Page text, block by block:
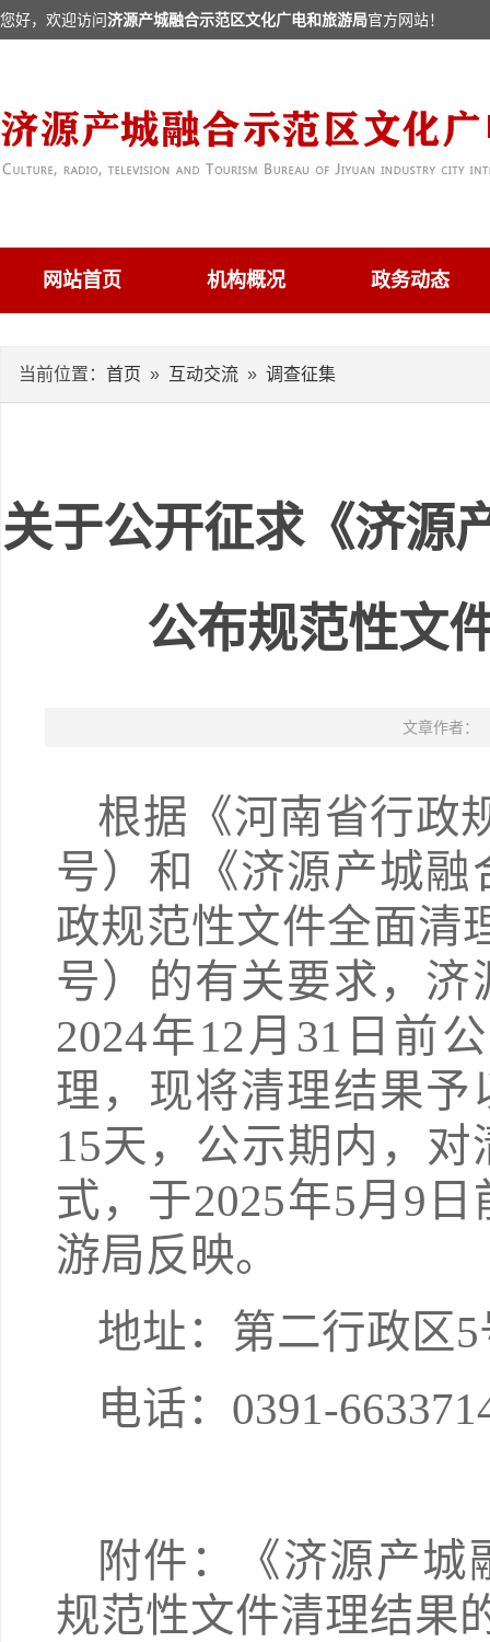
您好，欢迎访问济源产城融合示范区文化广电和旅游局官方网站！
网站首页 机构概况 政务动态
当前位置： 首页 » 互动交流 » 调查征集
关于公开征求《济源
公布规范性文
文章作者：
根据《河南省行政
号）和《济源产城
政规范性文件全面清
号）的有关要求，
2024年12月31日前
理，现将清理结果
15天，公示期内，
式，于2025年5月9
游局反映。
地址：第二行政区
电话：0391-
附件：《济源产
规范性文件清理结果